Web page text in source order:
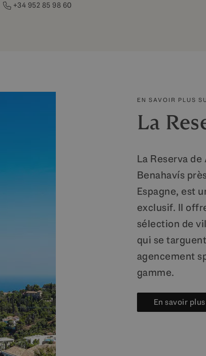
+34 952 85 98 60
EN SAVOIR PLUS
La
La Reserva
Benahavís
Espagne, est
exclusif. Il
sélection de
qui se
agencement
gamme.
En savoir